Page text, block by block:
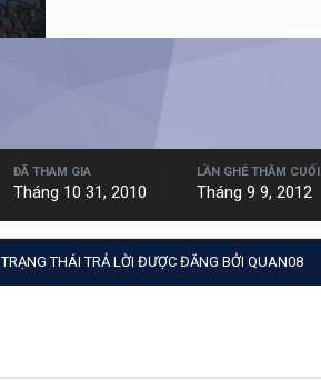
ĐÃ THAM GIA
Tháng 10 31, 2010
LẦN GHÉ THĂM CUỐI
Tháng 9 9, 2012
TRẠNG THÁI TRẢ LỜI ĐƯỢC ĐĂNG BỞI QUAN08